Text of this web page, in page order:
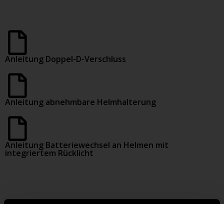
Anleitung Doppel-D-Verschluss
Anleitung abnehmbare Helmhalterung
Anleitung Batteriewechsel an Helmen mit
integriertem Rücklicht